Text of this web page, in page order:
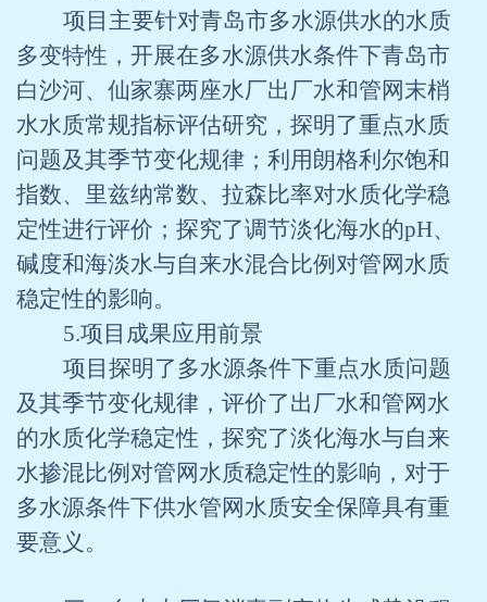
项目主要针对青岛市多水源供水的水质
多变特性，开展在多水源供水条件下青岛市
白沙河、仙家寨两座水厂出厂水和管网末梢
水水质常规指标评估研究，探明了重点水质
问题及其季节变化规律；利用朗格利尔饱和
指数、里兹纳常数、拉森比率对水质化学稳
定性进行评价；探究了调节淡化海水的pH、
碱度和海淡水与自来水混合比例对管网水质
稳定性的影响。
5.项目成果应用前景
项目探明了多水源条件下重点水质问题
及其季节变化规律，评价了出厂水和管网水
的水质化学稳定性，探究了淡化海水与自来
水掺混比例对管网水质稳定性的影响，对于
多水源条件下供水管网水质安全保障具有重
要意义。